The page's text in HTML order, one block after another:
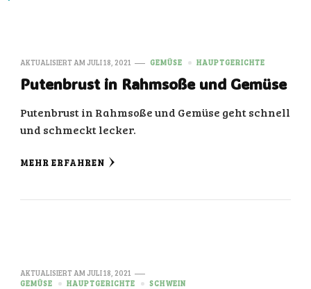
AKTUALISIERT AM JULI 18, 2021 GEMÜSE HAUPTGERICHTE
Putenbrust in Rahmsoße und Gemüse
Putenbrust in Rahmsoße und Gemüse geht schnell
und schmeckt lecker.
MEHR ERFAHREN
AKTUALISIERT AM JULI 18, 2021
GEMÜSE
HAUPTGERICHTE SCHWEIN